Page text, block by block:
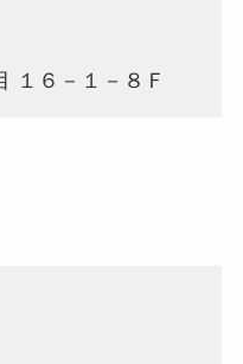
１６－１－８Ｆ